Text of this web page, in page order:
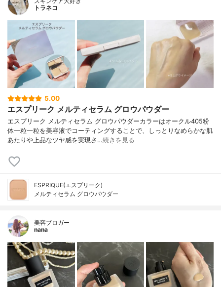
トラネコ
5.00
エスプリーク メルティセラム グロウパウダー
エスプリーク メルティセラム グロウパウダーカラーはオークル405粉
体一粒一粒を美容液でコーティングすることで、しっとりなめらかな肌
あたりや上品なツヤ感を実現さ…続きを見る
ESPRIQUE(エスプリーク)
メルティセラム グロウパウダー
美容ブロガー
nana